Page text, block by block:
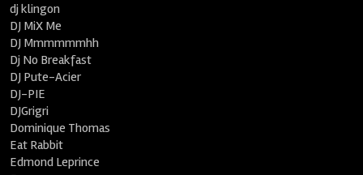
dj klingon
DJ MiX Me
DJ Mmmmmmhh
Dj No Breakfast
DJ Pute-Acier
DJ-PIE
DJGrigri
Dominique Thomas
Eat Rabbit
Edmond Leprince